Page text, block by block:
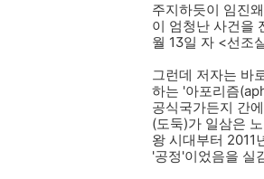
주지하듯이 임진
이 엄청난 사건을
월 13일 자 <선조
그런데 저자는 바
하는 '아포리즘
공식국가든지 간
(도둑)가 일삼은
왕 시대부터 2011
'공정'이었음을 실